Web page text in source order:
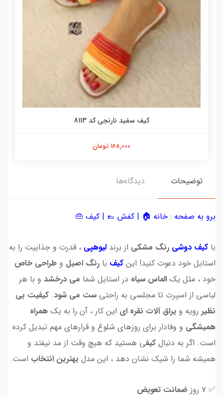
کیف سفید نارنجی کد 8113
168,000 تومان
توضیحات دیدگاه‌ها
برو به صفحه : خانه 🏠 | کفش 👞 | کیف 👜
با کیف دوشی رنگ مشکی از برند لیوهپی ، قدرت و جذابیت را به
استایل خود دعوت کنید! این کیف با رنگ اصیل و طراحی خاص
خود ، مثل یک الماس سیاه در استایل شما می درخشد و با هر
لباسی از اسپرت تا مجلسی به راحتی ست می شود. کیفیت بی
نظیر رویه و یراق آلات نقره ای این کار ، آن را به یک همراه
همیشگی و وفادار برای روزهای شلوغ و قرارهای مهم تبدیل کرده
است. اگر به دنبال کیفی هستید که هیچ وقت از مد نیفتد و
همیشه شما را شیک نشان دهد ، این مدل بهترین انتخاب است.
✅ ۷ روز
ضمانت تعویض